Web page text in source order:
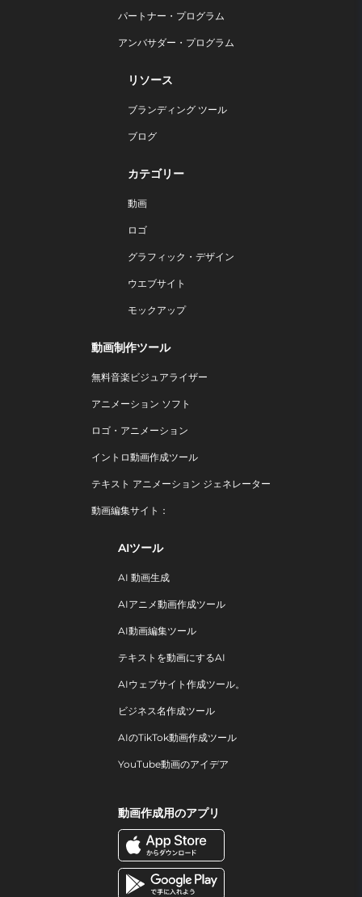
パートナー・プログラム
アンバサダー・プログラム
リソース
ブランディング ツール
ブログ
カテゴリー
動画
ロゴ
グラフィック・デザイン
ウエブサイト
モックアップ
動画制作ツール
無料音楽ビジュアライザー
アニメーション ソフト
ロゴ・アニメーション
イントロ動画作成ツール
テキスト アニメーション ジェネレーター
動画編集サイト：
AIツール
AI 動画生成
AIアニメ動画作成ツール
AI動画編集ツール
テキストを動画にするAI
AIウェブサイト作成ツール。
ビジネス名作成ツール
AIのTikTok動画作成ツール
YouTube動画のアイデア
動画作成用のアプリ